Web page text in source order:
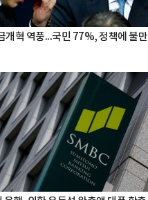
개혁 역풍...국민 77%, 정책에 불만